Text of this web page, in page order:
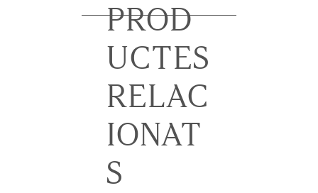
PROD
UCTES
RELAC
IONAT
S